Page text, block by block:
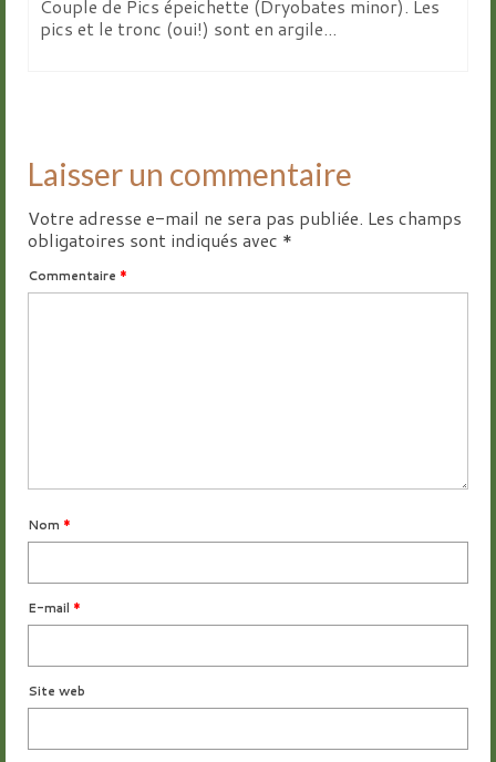
Couple de Pics épeichette (Dryobates minor). Les
pics et le tronc (oui!) sont en argile...
Laisser un commentaire
Votre adresse e-mail ne sera pas publiée. Les champs
obligatoires sont indiqués avec *
Commentaire *
Nom *
E-mail *
Site web